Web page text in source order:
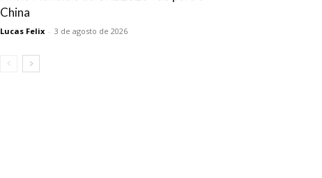
China
Lucas Felix - 3 de agosto de 2026